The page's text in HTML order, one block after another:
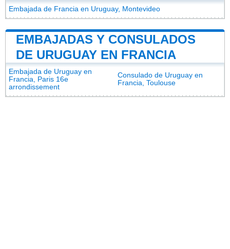
Embajada de Francia en Uruguay, Montevideo
EMBAJADAS Y CONSULADOS
DE URUGUAY EN FRANCIA
Embajada de Uruguay en
Francia, Paris 16e
arrondissement
Consulado de Uruguay en
Francia, Toulouse